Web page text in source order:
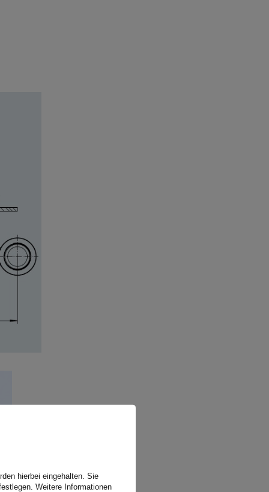
hierbei eingehalten. Sie
Weitere Informationen